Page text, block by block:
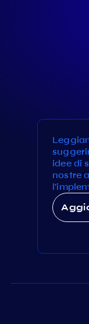
idee di
nostre